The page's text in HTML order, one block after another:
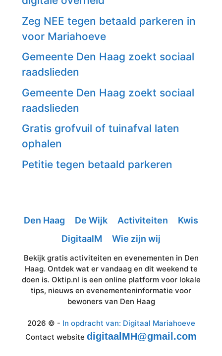
Zeg NEE tegen betaald parkeren in
voor Mariahoeve
Gemeente Den Haag zoekt sociaal
raadslieden
Gemeente Den Haag zoekt sociaal
raadslieden
Gratis grofvuil of tuinafval laten
ophalen
Petitie tegen betaald parkeren
Den Haag De Wijk Activiteiten
Kwis
DigitaalM
Wie zijn wij
Bekijk gratis activiteiten en evenementen in Den
Haag. Ontdek wat er vandaag en dit weekend te
doen is. Oktip.nl is een online platform voor lokale
tips, nieuws en evenementeninformatie voor
bewoners van Den Haag
2026 © - In opdracht van: Digitaal Mariahoeve
Contact website digitaalMH@gmail.com